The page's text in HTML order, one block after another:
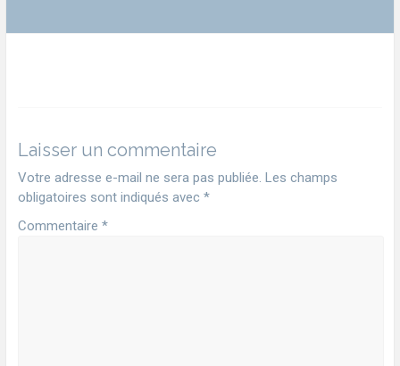
Laisser un commentaire
Votre adresse e-mail ne sera pas publiée. Les champs
obligatoires sont indiqués avec *
Commentaire *